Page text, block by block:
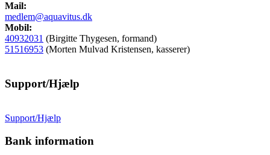
Mail:
medlem@aquavitus.dk
Mobil:
40932031 (Birgitte Thygesen, formand)
51516953 (Morten Mulvad Kristensen, kasserer)
Support/Hjælp
Support/Hjælp
Bank information